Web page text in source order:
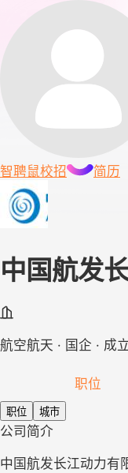
智聘鼠校招 简历
中国航发
航空航天 · 国企 · 成
职位
职位 城市
公司简介
中国航发长江动力有